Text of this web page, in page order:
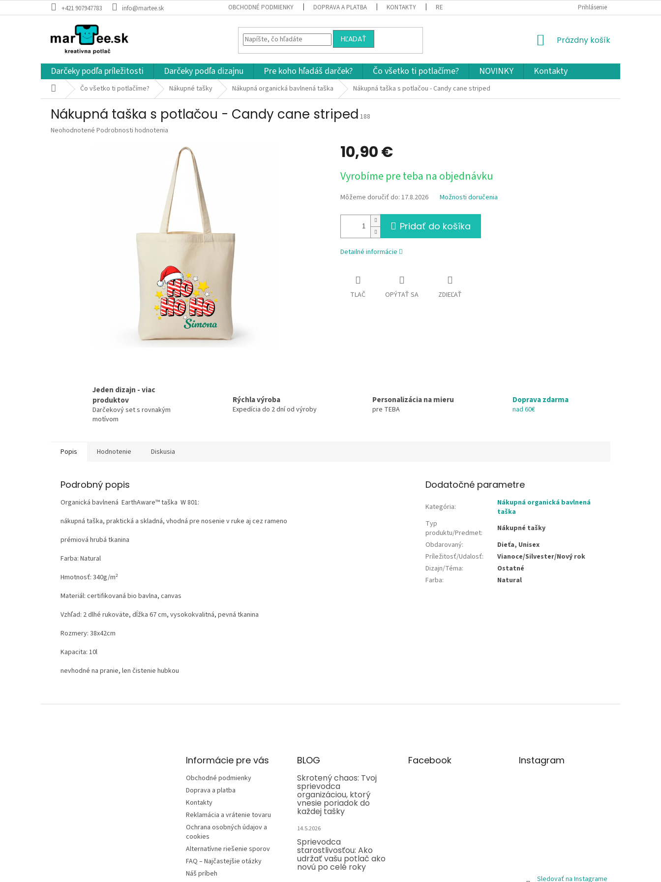
na
+421 907947783 info@martee.sk OBCHODNÉ PODMIENKY DOPRAVA A PLATBA KONTAKTY REKLAMÁCIA A VRÁTENIE TOVARU OCHRANA OSOBNÝCH ÚDAJOV A COOKIES
Prihlásenie
HĽADAŤ
NÁKUPNÝ
Prázdny košík
Darčeky podľa príležitosti Darčeky podľa dizajnu Pre koho hľadáš darček? Čo všetko ti potlačíme? NOVINKY Kontakty
Domov Čo všetko ti potlačíme? Nákupné tašky Nákupná organická bavlnená taška Nákupná taška s potlačou - Candy cane striped
Nákupná taška s potlačou - Candy cane striped 188
Priemerné
Neohodnotené Podrobnosti hodnotenia
10,90 €
cena:
Vyrobíme pre teba na objednávku
Môžeme doručiť do: 17.8.2026 Možnosti doručenia
Pridať do košíka
Detailné informácie
TLAČ OPÝTAŤ SA ZDIEĽAŤ
Jeden dizajn - viac
produktov
Darčekový set s rovnakým
motívom
Rýchla výroba
Expedícia do 2 dní od výroby
Personalizácia na mieru
pre TEBA
Doprava zdarma
nad 60€
Popis Hodnotenie Diskusia
Podrobný popis
Organická bavlnená EarthAware™ taška W 801:
nákupná taška, praktická a skladná, vhodná pre nosenie v ruke aj cez rameno
prémiová hrubá tkanina
Farba: Natural
Hmotnosť: 340g/m²
Materiál: certifikovaná bio bavlna, canvas
Vzhľad: 2 dlhé rukoväte, dĺžka 67 cm, vysokokvalitná, pevná tkanina
Rozmery: 38x42cm
Kapacita: 10l
nevhodné na pranie, len čistenie hubkou
Dodatočné parametre
Kategória:
Nákupná organická bavlnená
taška
Typ
produktu/Predmet:
Nákupné tašky
Obdarovaný:
Dieťa, Unisex
Príležitosť/Udalosť:
Vianoce/Silvester/Nový rok
Dizajn/Téma:
Ostatné
Farba: Natural
Informácie pre vás
Obchodné podmienky
Doprava a platba
Kontakty
Reklamácia a vrátenie tovaru
Ochrana osobných údajov a
cookies
Alternatívne riešenie sporov
FAQ – Najčastejšie otázky
Náš príbeh
BLOG
Skrotený chaos: Tvoj
sprievodca
organizáciou, ktorý
vnesie poriadok do
každej tašky
14.5.2026
Sprievodca
starostlivosťou: Ako
udržať vašu potlač ako
novú po celé roky
Facebook Instagram
Sledovať na Instagrame